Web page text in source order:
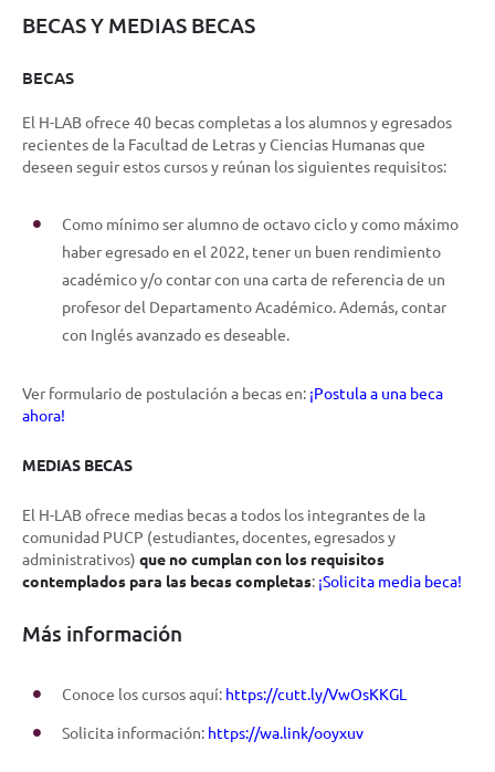
BECAS Y MEDIAS BECAS
BECAS
El H-LAB ofrece 40 becas completas a los alumnos y egresados
recientes de la Facultad de Letras y Ciencias Humanas que
deseen seguir estos cursos y reúnan los siguientes requisitos:
Como mínimo ser alumno de octavo ciclo y como máximo
haber egresado en el 2022, tener un buen rendimiento
académico y/o contar con una carta de referencia de un
profesor del Departamento Académico. Además, contar
con Inglés avanzado es deseable.
Ver formulario de postulación a becas en: ¡Postula a una beca
ahora!
MEDIAS BECAS
El H-LAB ofrece medias becas a todos los integrantes de la
comunidad PUCP (estudiantes, docentes, egresados y
administrativos) que no cumplan con los requisitos
contemplados para las becas completas: ¡Solicita media beca!
Más información
Conoce los cursos aquí: https://cutt.ly/VwOsKKGL
Solicita información: https://wa.link/ooyxuv